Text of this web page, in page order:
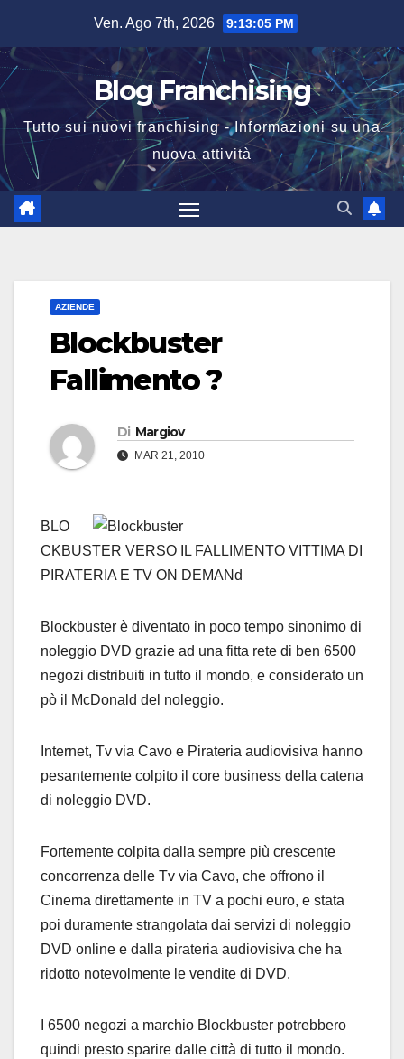
contenuto
Ven. Ago 7th, 2026 9:13:06 PM
Blog Franchising
Tutto sui nuovi franchising - Informazioni su una
nuova attività
AZIENDE
Blockbuster
Fallimento ?
Di Margiov
MAR 21, 2010
BLO
CKBUSTER VERSO IL FALLIMENTO VITTIMA DI
PIRATERIA E TV ON DEMANd
Blockbuster è diventato in poco tempo sinonimo di
noleggio DVD grazie ad una fitta rete di ben 6500
negozi distribuiti in tutto il mondo, e considerato un
pò il McDonald del noleggio.
Internet, Tv via Cavo e Pirateria audiovisiva hanno
pesantemente colpito il core business della catena
di noleggio DVD.
Fortemente colpita dalla sempre più crescente
concorrenza delle Tv via Cavo, che offrono il
Cinema direttamente in TV a pochi euro, e stata
poi duramente strangolata dai servizi di noleggio
DVD online e dalla pirateria audiovisiva che ha
ridotto notevolmente le vendite di DVD.
I 6500 negozi a marchio Blockbuster potrebbero
quindi presto sparire dalle città di tutto il mondo.